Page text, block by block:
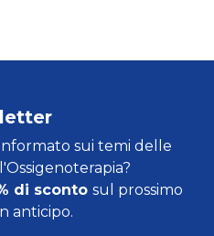
sui temi delle
di sconto sul prossimo
anticipo.